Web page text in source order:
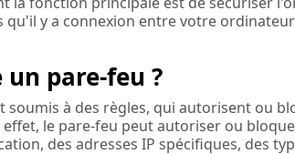
qu'il y a connexion entre votre
pare-feu ?
à des règles, qui autorisent ou
le pare-feu peut autoriser ou
des adresses IP spécifiques, des